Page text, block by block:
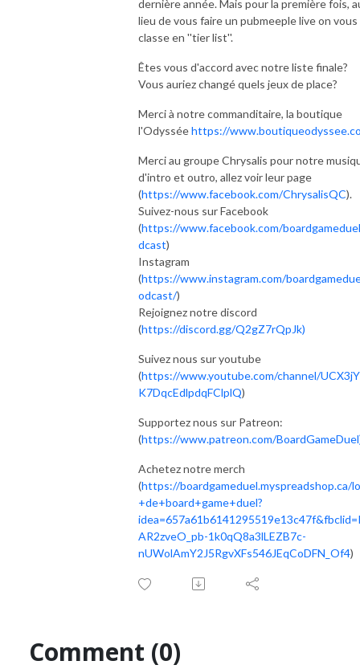
dernière année. Mais pour la première fois,
lieu de vous faire un pubmeeple live on vous
classe en ''tier list''.
Êtes vous d'accord avec notre liste finale?
Vous auriez changé quels jeux de place?
Merci à notre commanditaire, la boutique
l'Odysséehttps://
Merci au groupe Chrysalis pour notre
d'intro et outro, allez voir leur page
(https://www.facebook.com/ChrysalisQC).
Suivez-nous sur Facebook
(https://www.facebook.com/
dcast)
Instagram
(https://www.instagram.com/
odcast/)
Rejoignez notre discord
(https://discord.gg/Q2gZ7rQpJk)
Suivez nous sur youtube
(https://www.youtube.com/channel/
K7DqcEdlpdqFClplQ)
Supportez nous sur Patreon:
(https://www.patreon.com/
Achetez notre merch
(https://boardgameduel.myspreadshop.ca/
+de+board+game+duel?
AR2zveO_pb-1k0qQ8a3lLEZB7c-
nUWolAmY2J5RgvXFs546JEqCoDFN_Of4)
Comment (0)